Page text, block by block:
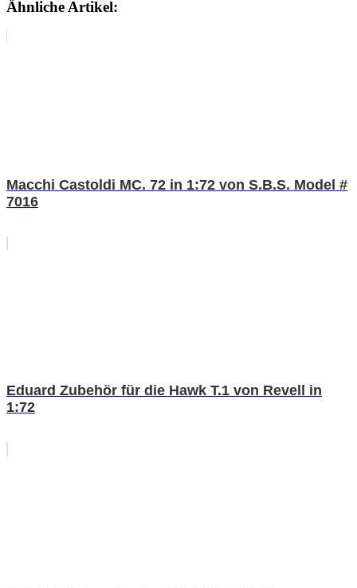
Ähnliche Artikel:
Macchi Castoldi MC. 72 in 1:72 von S.B.S. Model #
7016
Eduard Zubehör für die Hawk T.1 von Revell in
1:72